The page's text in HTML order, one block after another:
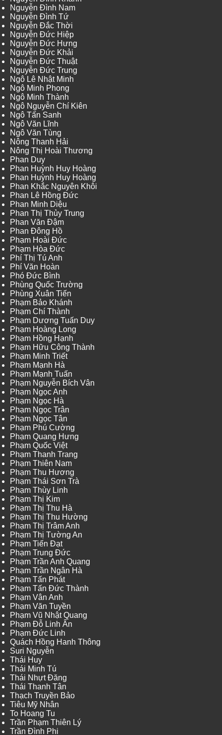
Nguyễn Đình Nam
Nguyễn Đình Tứ
Nguyễn Đắc Thời
Nguyễn Đức Hiệp
Nguyễn Đức Hưng
Nguyễn Đức Khải
Nguyễn Đức Thuật
Nguyễn Đức Trung
Ngô Lê Nhật Minh
Ngô Minh Phong
Ngô Minh Thành
Ngô Nguyễn Chí Kiên
Ngô Tấn Sanh
Ngô Văn Lĩnh
Ngô Văn Tùng
Nông Thanh Hải
Nông Thị Hoài Thương
Phan Duy
Phan Huỳnh Huy Hoàng
Phan Huỳnh Huy Hoàng
Phan Khắc Nguyên Khôi
Phan Lê Hồng Đức
Phan Minh Diệu
Phan Thị Thủy Trung
Phan Văn Đậm
Phan Đông Hồ
Phạm Hoài Đức
Phạm Hòa Đức
Phí Thị Tú Anh
Phí Văn Hoàn
Phó Đức Bình
Phùng Quốc Trường
Phùng Xuân Tiến
Phạm Bảo Khánh
Phạm Chí Thành
Phạm Dương Tuấn Duy
Phạm Hoàng Long
Phạm Hồng Hạnh
Phạm Hữu Công Thành
Phạm Minh Triết
Phạm Mạnh Hà
Phạm Mạnh Tuấn
Phạm Nguyễn Bích Vân
Phạm Ngọc Anh
Phạm Ngọc Hà
Phạm Ngọc Trân
Phạm Ngọc Tân
Phạm Phú Cường
Phạm Quang Hưng
Phạm Quốc Việt
Phạm Thanh Trang
Phạm Thiên Nam
Phạm Thu Hương
Phạm Thái Sơn Trà
Phạm Thùy Linh
Phạm Thị Kim
Phạm Thị Thu Hà
Phạm Thị Thu Hường
Phạm Thị Trâm Anh
Phạm Thị Tường An
Phạm Tiến Đạt
Phạm Trung Đức
Phạm Trần Anh Quang
Phạm Trần Ngân Hà
Phạm Tấn Phát
Phạm Tấn Đức Thành
Phạm Vân Anh
Phạm Văn Tuyền
Phạm Vũ Nhật Quang
Phạm Đỗ Linh Ấn
Phạm Đức Linh
Quách Hồng Hanh Thông
Suri Nguyễn
Thái Huy
Thái Minh Tú
Thái Nhựt Đăng
Thái Thanh Tân
Thạch Truyền Bảo
Tiêu Mỹ Nhân
To Hoang Tu
Trần Phạm Thiên Lý
Trần Đình Phi